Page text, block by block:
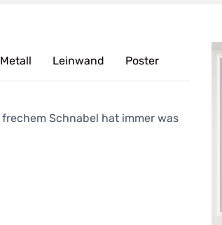
Leinwand Poster
Schnabel hat immer was